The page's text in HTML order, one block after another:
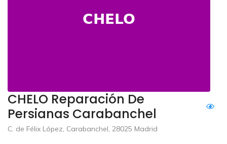
CHELO Reparación De
Persianas Carabanchel
C. de Félix López, Carabanchel, 28025 Madrid